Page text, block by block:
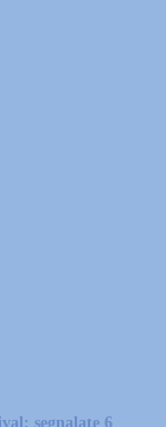
segnalate 6